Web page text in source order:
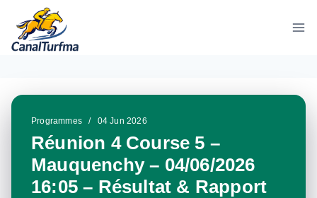
contenu
Programmes / 04 Jun 2026
Réunion 4 Course 5 –
Mauquenchy – 04/06/2026
16:05 – Résultat & Rapport